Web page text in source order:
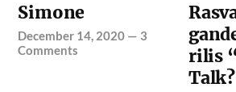
Simone
December 14, 2020 — 3
Comments
rilis